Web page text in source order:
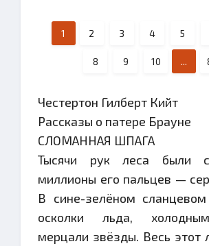
1 2 3 4 5
8 9 10 ...
Честертон Гилберт Кийт
Рассказы о патере Брауне
СЛОМАННАЯ ШПАГА
Тысячи рук леса были
миллионы его пальцев —
В сине-зелёном
осколки льда,
мерцали звёзды. Весь этот